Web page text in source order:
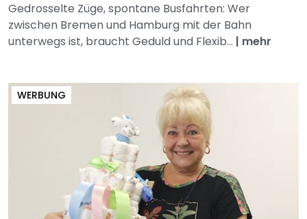
Gedrosselte Züge, spontane Busfahrten: Wer
zwischen Bremen und Hamburg mit der Bahn
unterwegs ist, braucht Geduld und Flexib... | mehr
WERBUNG